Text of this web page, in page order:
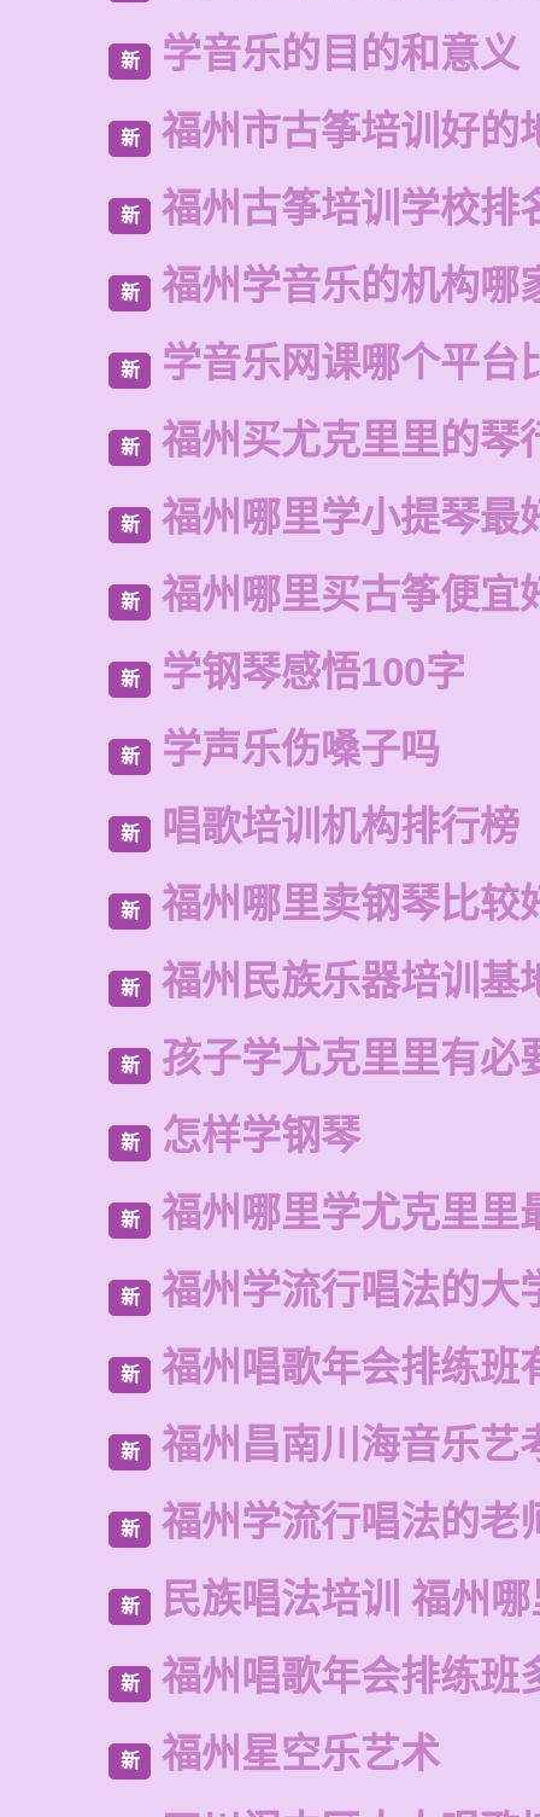
新 学音乐的目的和意义
新 福州市古筝培训好的
新 福州古筝培训学校排
新 福州学音乐的机构哪
新 学音乐网课哪个平台
新 福州买尤克里里的琴
新 福州哪里学小提琴最
新 福州哪里买古筝便宜
新 学钢琴感悟100字
新 学声乐伤嗓子吗
新 唱歌培训机构排行榜
新 福州哪里卖钢琴比较
新 福州民族乐器培训基
新 孩子学尤克里里有必
新 怎样学钢琴
新 福州哪里学尤克里里
新 福州学流行唱法的大
新 福州唱歌年会排练班
新 福州昌南川海音乐艺
新 福州学流行唱法的老
新 民族唱法培训 福州
新 福州唱歌年会排练班
新
福州星空乐艺术